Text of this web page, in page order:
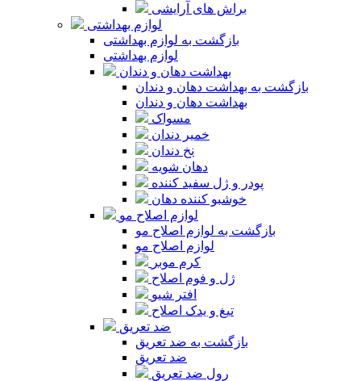
براش های آرایشی
لوازم بهداشتی
بازگشت به لوازم بهداشتی
لوازم بهداشتی
بهداشت دهان و دندان
بازگشت به بهداشت دهان و دندان
بهداشت دهان و دندان
مسواک
خمیر دندان
نخ دندان
دهان شویه
پودر و ژل سفید کننده
خوشبو کننده دهان
لوازم اصلاح مو
بازگشت به لوازم اصلاح مو
لوازم اصلاح مو
کرم موبر
ژل و فوم اصلاح
افتر شیو
تیغ و یدک اصلاح
ضد تعریق
بازگشت به ضد تعریق
ضد تعریق
رول ضد تعریق